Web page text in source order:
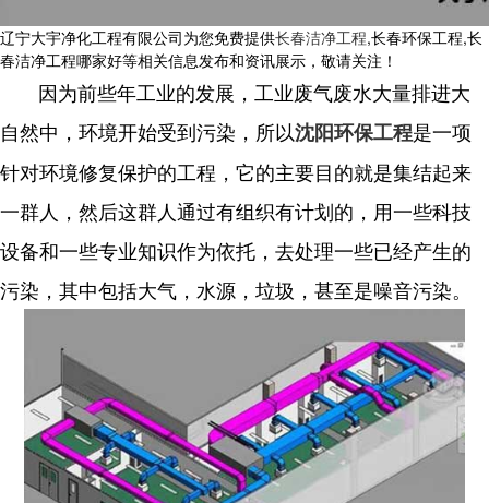
辽宁大宇净化工程有限公司为您免费提供长春洁净工程,长春环保工程,长
春洁净工程哪家好等相关信息发布和资讯展示，敬请关注！
因为前些年工业的发展，工业废气废水大量排进大
自然中，环境开始受到污染，所以沈阳环保工程是一项
针对环境修复保护的工程，它的主要目的就是集结起来
一群人，然后这群人通过有组织有计划的，用一些科技
设备和一些专业知识作为依托，去处理一些已经产生的
污染，其中包括大气，水源，垃圾，甚至是噪音污染。